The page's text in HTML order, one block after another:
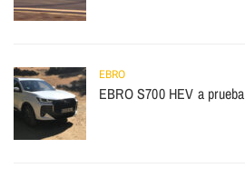
EBRO
EBRO S700 HEV a prueba